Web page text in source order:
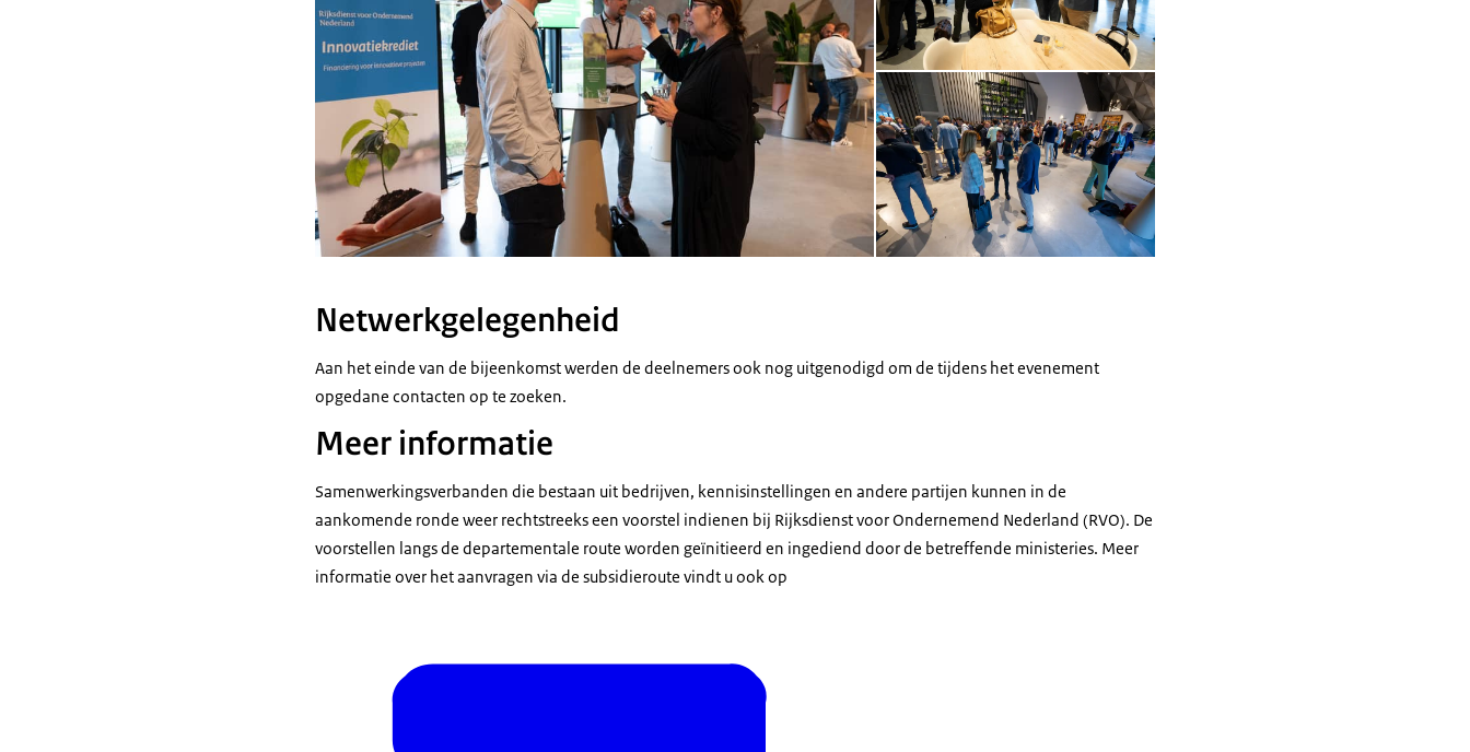
Open de galerij in vergrote weergave
Netwerkgelegenheid
Aan het einde van de bijeenkomst werden de deelnemers ook nog uitgenodigd om de tijdens het evenement
opgedane contacten op te zoeken.
Meer informatie
Samenwerkingsverbanden die bestaan uit bedrijven, kennisinstellingen en andere partijen kunnen in de
aankomende ronde weer rechtstreeks een voorstel indienen bij Rijksdienst voor Ondernemend Nederland (RVO). De
voorstellen langs de departementale route worden geïnitieerd en ingediend door de betreffende ministeries. Meer
informatie over het aanvragen via de subsidieroute vindt u ook op